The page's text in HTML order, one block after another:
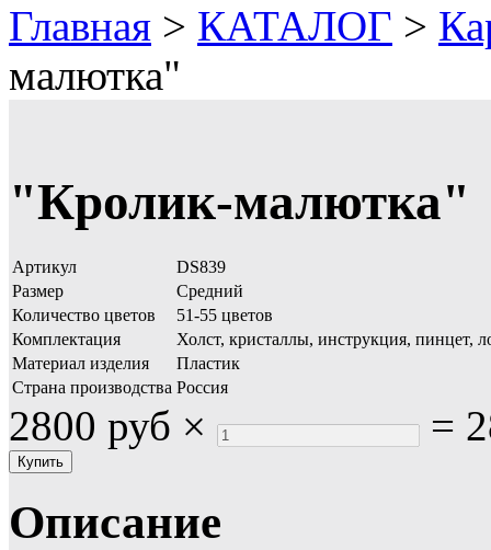
Главная > КАТАЛОГ >
малютка"
"Кролик-малютка"
Артикул
DS839
Размер
Средний
Количество цветов
51-55 цветов
Комплектация
Холст, кристаллы, инструкция, пинцет,
Материал изделия
Пластик
Страна производства Россия
2800 руб × =
Описание